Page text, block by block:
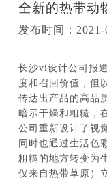
全新的热带动
发布时间：2021-
长沙vi设计公司报
度和召回价值，但
传达出产品的高品
暗示干燥和粗糙，
公司重新设计了视
同时也通过生活色
粗糙的地方转变为
仅来自热带草原）